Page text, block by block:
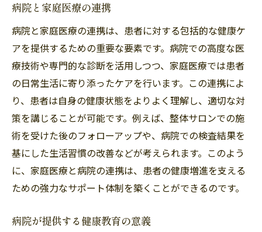
病院と家庭医療の連携
病院と家庭医療の連携は、患者に対する包括的な健康ケ
アを提供するための重要な要素です。病院での高度な医
療技術や専門的な診断を活用しつつ、家庭医療では患者
の日常生活に寄り添ったケアを行います。この連携によ
り、患者は自身の健康状態をよりよく理解し、適切な対
策を講じることが可能です。例えば、整体サロンでの施
術を受けた後のフォローアップや、病院での検査結果を
基にした生活習慣の改善などが考えられます。このよう
に、家庭医療と病院の連携は、患者の健康増進を支える
ための強力なサポート体制を築くことができるのです。
病院が提供する健康教育の意義